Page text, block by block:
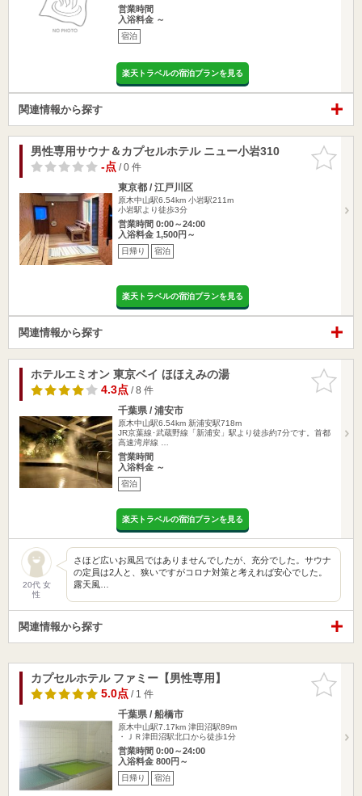
営業時間
入浴料金 ～
宿泊
楽天トラベルの宿泊プランを見る
関連情報から探す
お気に入
りに追加
男性専用サウナ＆カプセルホテル ニュー小岩310
-点/ 0 件
東京都 / 江戸川区
原木中山駅6.54km 小岩駅211m
小岩駅より徒歩3分
営業時間 0:00～24:00
入浴料金 1,500円～
日帰り 宿泊
楽天トラベルの宿泊プランを見る
関連情報から探す
お気に入
りに追加
ホテルエミオン 東京ベイ ほほえみの湯
4.3点/ 8 件
千葉県 / 浦安市
原木中山駅6.54km 新浦安駅718m
JR京葉線･武蔵野線「新浦安」駅より徒歩約7分です。首都
高速湾岸線 …
営業時間
入浴料金 ～
宿泊
楽天トラベルの宿泊プランを見る
20代 女
性
さほど広いお風呂ではありませんでしたが、充分でした。サウナ
の定員は2人と、狭いですがコロナ対策と考えれば安心でした。
露天風…
関連情報から探す
お気に入
りに追加
カプセルホテル ファミー【男性専用】
5.0点/ 1 件
千葉県 / 船橋市
原木中山駅7.17km 津田沼駅89m
・ＪＲ津田沼駅北口から徒歩1分
営業時間 0:00～24:00
入浴料金 800円～
日帰り 宿泊